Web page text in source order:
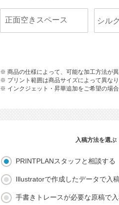
※ 商品の仕様によって、可能な加工方法が異
※ プリント範囲は商品サイズによって異なり
※ インクジェット・昇華追加をご希望の場合
入稿方法を選ぶ
PRINTPLANスタッフと相談する
Illustratorで作成したデータで入
手書きトレースが必要な原稿で